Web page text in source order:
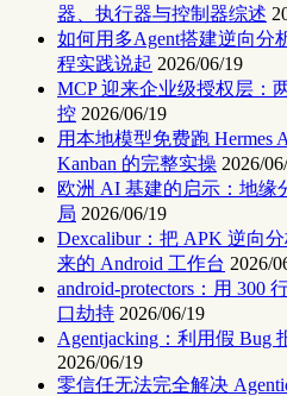
器、执行器与控制器综述
如何用多Agent搭建逆向
程实践说起 2026/06/19
MCP 迎来企业级授权层：
控 2026/06/19
用本地模型免费跑 Hermes
Kanban 的完整实操 2026/
欧洲 AI 基建的启示：地缘
局 2026/06/19
Dexcalibur：把 APK 逆向
来的 Android 工作台 2026/
android-protectors：用 300
口劫持 2026/06/19
Agentjacking：利用假 Bug
2026/06/19
零信任无法完全解决